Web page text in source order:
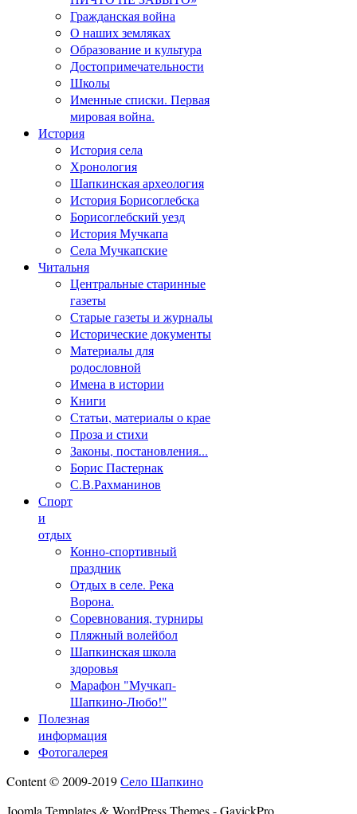
Гражданская война
О наших земляках
Образование и культура
Достопримечательности
Школы
Именные списки. Первая
мировая война.
История
История села
Хронология
Шапкинская археология
История Борисоглебска
Борисоглебский уезд
История Мучкапа
Села Мучкапские
Читальня
Центральные старинные
газеты
Старые газеты и журналы
Исторические документы
Материалы для
родословной
Имена в истории
Книги
Статьи, материалы о крае
Проза и стихи
Законы, постановления...
Борис Пастернак
С.В.Рахманинов
Спорт
и
отдых
Конно-спортивный
праздник
Отдых в селе. Река
Ворона.
Соревнования, турниры
Пляжный волейбол
Шапкинская школа
здоровья
Марафон "Мучкап-
Шапкино-Любо!"
Полезная
информация
Фотогалерея
Content © 2009-2019Село Шапкино
Joomla Templates & WordPress Themes - GavickPro